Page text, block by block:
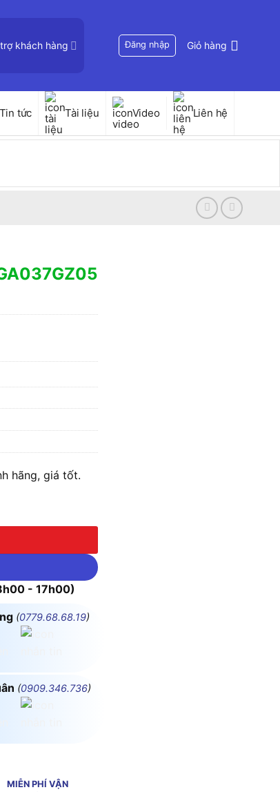
khách hàng Đăng nhập Giỏ hàng
tức Tài liệu Video Liên hệ
hãng, giá tốt.
Pin & Sạc) số lượng
- 17h00)
(0779.68.68.19)
(0909.346.736)
MIỄN PHÍ VẬN